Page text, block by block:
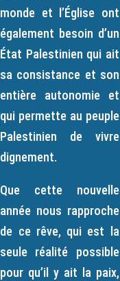
monde et l’Église ont
également besoin d’un
État Palestinien qui ait
sa consistance et son
entière autonomie et
qui permette au peuple
Palestinien de vivre
dignement.
Que cette nouvelle
année nous rapproche
de ce rêve, qui est la
seule réalité possible
pour qu’il y ait la paix,